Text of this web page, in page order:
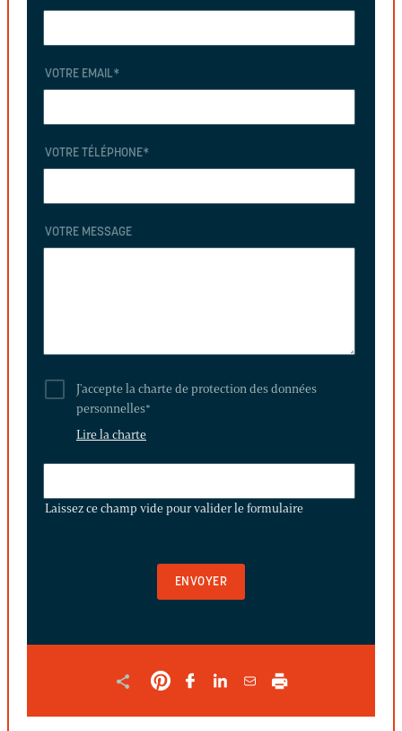
VOTRE EMAIL*
VOTRE TÉLÉPHONE*
VOTRE MESSAGE
J'accepte la charte de protection des données
personnelles*
Lire la charte
CHAMP
Laissez ce champ vide pour valider le formulaire